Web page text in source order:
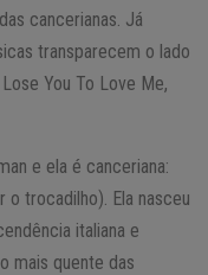
cancerianas. Já
transparecem o lado
You To Love Me,
e ela é canceriana:
o trocadilho). Ela nasceu
italiana e
mais quente das